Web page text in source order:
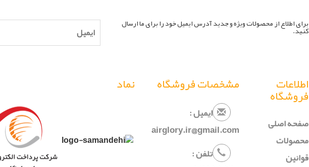
برای اطلاع از محصولات ویژه و جدید آدرس ایمیل خود را برای ما ارسال
کنید.
اطلاعات
فروشگاه
صفحه اصلی
محصولات
قوانین
مشخصات فروشگاه
ایمیل :
airglory.ir@gmail.com
تلفن :
نماد